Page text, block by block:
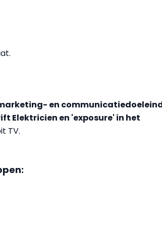
en
Elektricien en 'exposure' in het
TV.